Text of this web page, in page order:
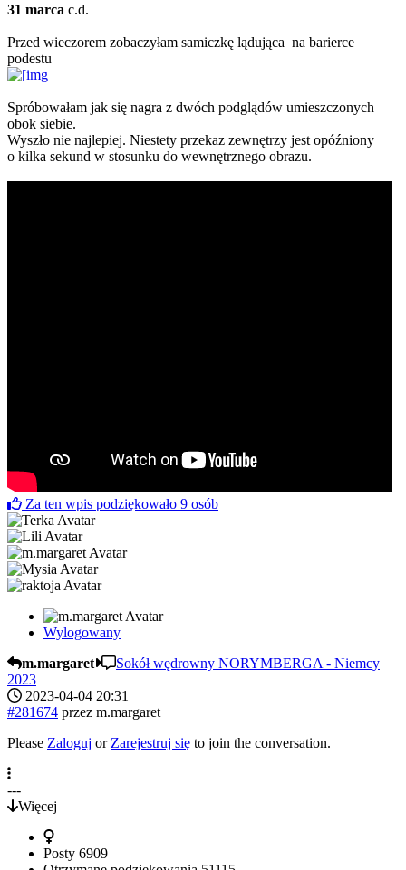
31 marca c.d.
Przed wieczorem zobaczyłam samiczkę lądująca na barierce
podestu
Spróbowałam jak się nagra z dwóch podglądów umieszczonych
obok siebie.
Wyszło nie najlepiej. Niestety przekaz zewnętrzy jest opóźniony
o kilka sekund w stosunku do wewnętrznego obrazu.
Za ten wpis podziękowało 9 osób
Wylogowany
m.margaret
Sokół wędrowny NORYMBERGA - Niemcy
2023
2023-04-04 20:31
#281674 przez m.margaret
Please Zaloguj or Zarejestruj się to join the conversation.
---
Więcej
Posty 6909